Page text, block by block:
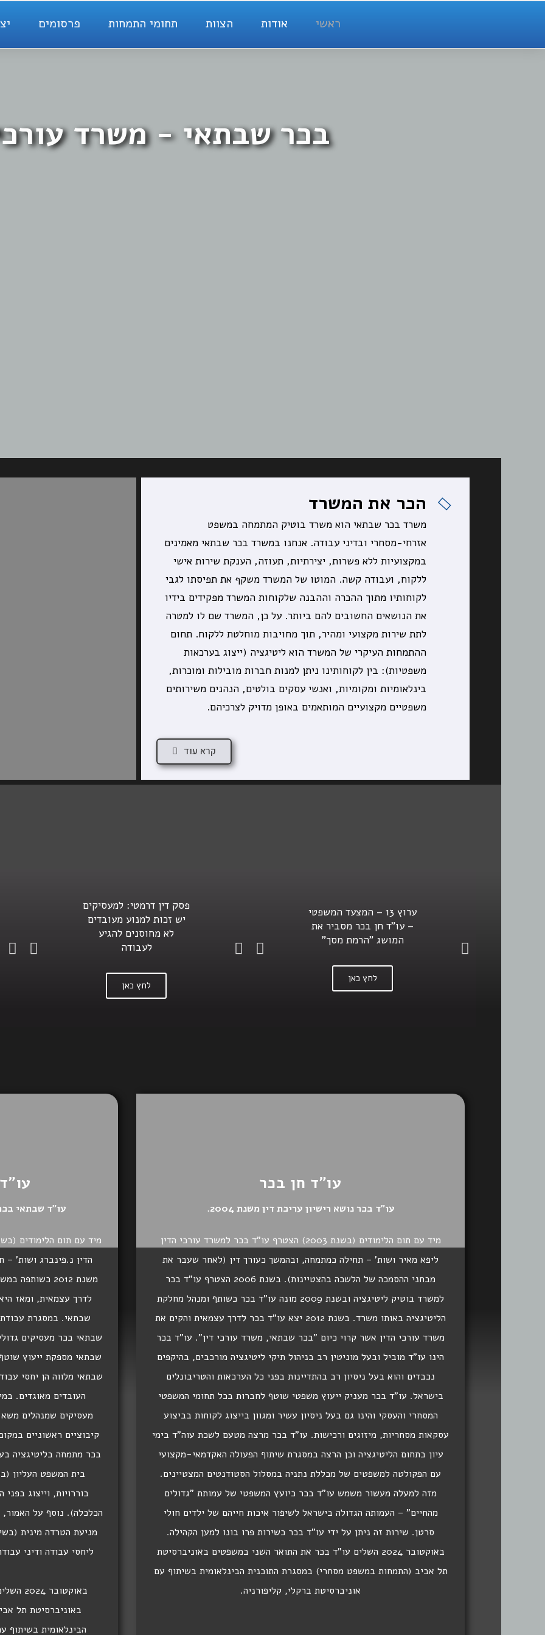
ראשי אודות הצוות תחומי התמחות פרסומים
בכר שבתאי - משרד
הכר את המשרד
משרד בכר שבתאי הוא משרד בוטיק המתמחה במשפט
אזרחי-מסחרי ובדיני עבודה. אנחנו במשרד בכר שבתאי מאמינים
במקצועיות ללא פשרות, יצירתיות, תעוזה, הענקת שירות אישי
ללקוח, ועבודה קשה. המוטו של המשרד משקף את תפיסתו לגבי
לקוחותיו מתוך ההכרה וההבנה שלקוחות המשרד מפקידים בידיו
את הנושאים החשובים להם ביותר. על כן, המשרד שם לו למטרה
לתת שירות מקצועי ומהיר, תוך מחויבות מוחלטת ללקוח. תחום
ההתמחות העיקרי של המשרד הוא ליטיגציה (ייצוג בערכאות
משפטיות): בין לקוחותינו ניתן למנות חברות מובילות ומוכרות,
בינלאומיות ומקומיות, ואנשי עסקים בולטים, הנהנים משירותים
משפטיים מקצועיים המותאמים באופן מדויק לצרכיהם.
קרא עוד
ערוץ 13 – המצעד המשפטי
– עו"ד חן בכר מסביר את
המושג "הרמת מסך"
לחץ כאן
ערוץ 13 – המצעד המשפטי
– ראיון של עו"ד נעמה
שבתאי בכר על זכויות
הסוציאליות של עובדים
שעובדים מהבית.
לחץ כאן
פסק דין דרמטי: למעסיקים
יש זכות למנוע מעובדים
לא מחוסנים להגיע
לעבודה
לחץ כאן
עו"ד חן בכר
עו"ד בכר נושא רישיון עריכת דין משנת 2004.
מיד עם תום הלימודים (בשנת 2003) הצטרף עו"ד בכר למשרד עורכי הדין
ליפא מאיר ושות' – תחילה כמתמחה, ובהמשך כעורך דין (לאחר שעבר את
מבחני ההסמכה של הלשכה בהצטיינות). בשנת 2006 הצטרף עו"ד בכר
למשרד בוטיק ליטיגציה ובשנת 2009 מונה עו"ד בכר כשותף ומנהל מחלקת
הליטיגציה באותו משרד. בשנת 2012 יצא עו"ד בכר לדרך עצמאית והקים את
משרד עורכי הדין אשר קרוי כיום "בכר שבתאי, משרד עורכי דין". עו"ד בכר
הינו עו"ד מוביל ובעל מוניטין רב בניהול תיקי ליטיגציה מורכבים, בהיקפים
נכבדים והוא בעל ניסיון רב בהתדיינות בפני כל הערכאות והטריבונלים
בישראל. עו"ד בכר מעניק ייעוץ משפטי שוטף לחברות בכל תחומי המשפטי
המסחרי והעסקי והינו גם בעל ניסיון עשיר ומגוון בייצוג לקוחות בביצוע
עסקאות מסחריות, מיזוגים ורכישות. עו"ד בכר מרצה מטעם לשכת עוה"ד בימי
עיון בתחום הליטיגציה וכן הרצה במסגרת שיתוף הפעולה האקדמאי-מקצועי
עם הפקולטה למשפטים של מכללת נתניה במסלול הסטודנטים המצטיינים.
מזה למעלה מעשור משמש עו"ד בכר כיועץ המשפטי של עמותת "גדולים
מהחיים" – העמותה הגדולה בישראל לשיפור איכות חייהם של ילדים חולי
סרטן. שירות זה ניתן על ידי עו"ד בכר כשירות פרו בונו למען הקהילה.
באוקטובר 2024 השלים עו"ד בכר את התואר השני במשפטים באוניברסיטת
תל אביב (התמחות במשפט מסחרי) במסגרת התוכנית הבינלאומית בשיתוף עם
אוניברסיטת ברקלי, קליפורניה.
עו"ד שבתאי בכר
הדין נ.פינברג ושות'
לדרך עצמאית, ומאז
שבתאי. במסגרת
שבתאי בכר מעסיקים
שבתאי מספקת ייעוץ
שבתאי מלווה הן יחסי
העובדים מאוגדים.
מעסיקים שמנהלים משא
קיבוציים ראשוניים
בכר מתמחה בליטיגציה
בית המשפט העליון
בוררויות, וייצוג
הכלכלה). נוסף על
מניעת הטרדה מינית
ליחסי עבודה ודיני
באוניברסיטת תל
הבינלאומית בשיתוף